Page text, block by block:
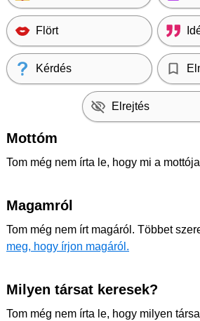
Flört
Kérdés
Elrejtés
Mottóm
Tom még nem írta le, hogy mi a
Magamról
Tom még nem írt magáról. Többet
meg, hogy írjon magáról.
Milyen társat keresek?
Tom még nem írta le, hogy milyen